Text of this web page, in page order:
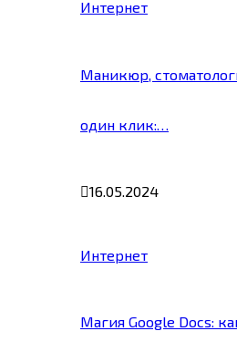
Интернет
Маникюр,
один клик:…
16.05.2024
Интернет
Магия Google Docs: